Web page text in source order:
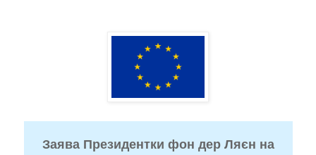
Заява Президентки фон дер Ляєн на